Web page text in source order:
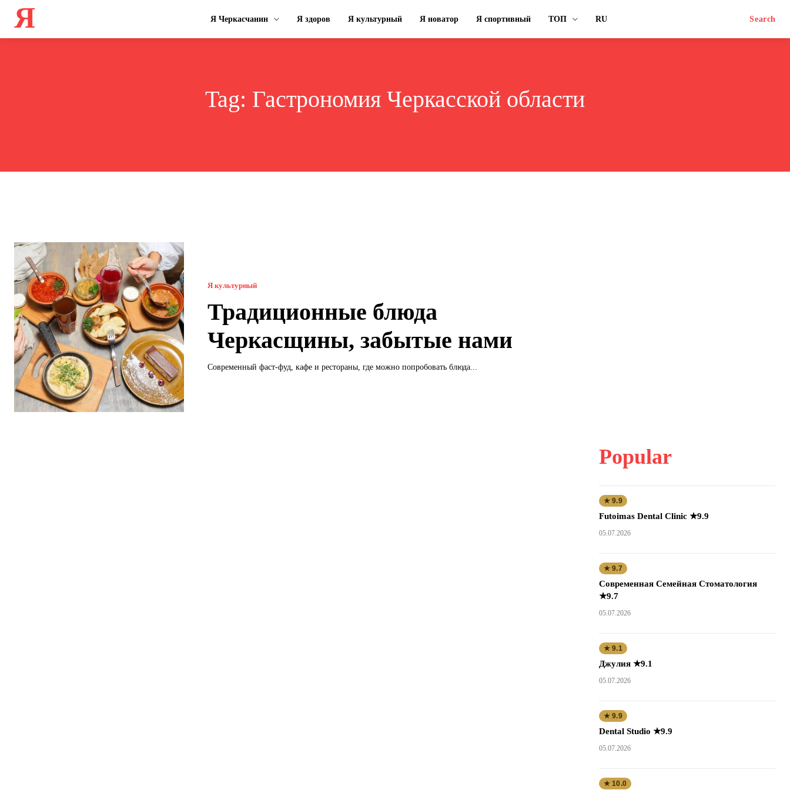
Я Я Черкасчанин Я здоров Я культурный Я новатор Я спортивный ТОП RU Search
Tag: Гастрономия Черкасской области
Я культурный
Традиционные блюда
Черкасщины, забытые нами
Современный фаст-фуд, кафе и рестораны, где можно попробовать блюда...
Popular
★ 9.9
Futoimas Dental Clinic ★9.9
05.07.2026
★ 9.7
Современная Семейная Стоматология
★9.7
05.07.2026
★ 9.1
Джулия ★9.1
05.07.2026
★ 9.9
Dental Studio ★9.9
05.07.2026
★ 10.0